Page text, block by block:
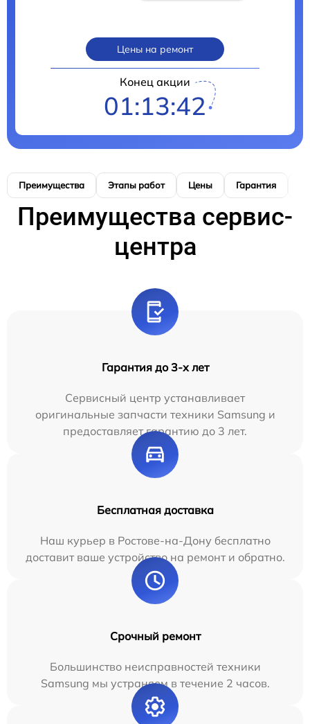
Цены на ремонт
Конец акции
01:13:41
Преимущества Этапы работ Цены Гарантия
Преимущества сервис-
центра
Гарантия до 3-х лет
Сервисный центр устанавливает
оригинальные запчасти техники Samsung и
предоставляет гарантию до 3 лет.
Бесплатная доставка
Наш курьер в Ростове-на-Дону бесплатно
доставит ваше устройство на ремонт и обратно.
Срочный ремонт
Большинство неисправностей техники
Samsung мы устраняем в течение 2 часов.